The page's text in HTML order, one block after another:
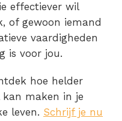
effectiever wil
of gewoon iemand
vaardigheden
is voor jou.
hoe helder
maken in je
leven. Schrijf je nu